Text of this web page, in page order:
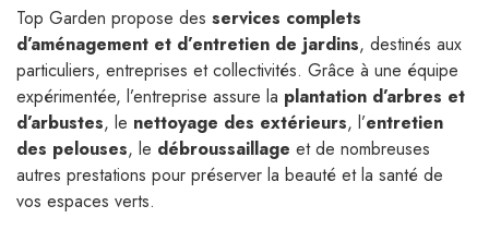
Top Garden propose des services complets
d’aménagement et d’entretien de jardins, destinés aux
particuliers, entreprises et collectivités. Grâce à une équipe
expérimentée, l’entreprise assure la plantation d’arbres et
d’arbustes, le nettoyage des extérieurs, l’entretien
des pelouses, le débroussaillage et de nombreuses
autres prestations pour préserver la beauté et la santé de
vos espaces verts.